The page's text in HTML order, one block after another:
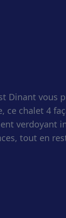
Dinant vous
ce chalet 4
verdoyant
tout en
cuisine
le